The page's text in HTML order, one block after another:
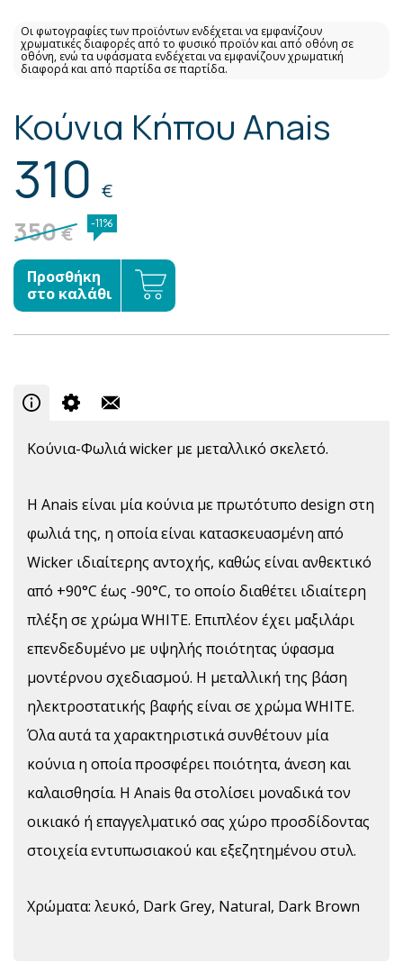
Οι φωτογραφίες των προϊόντων ενδέχεται να εμφανίζουν
χρωματικές διαφορές από το φυσικό προϊόν και από οθόνη σε
οθόνη, ενώ τα υφάσματα ενδέχεται να εμφανίζουν χρωματική
διαφορά και από παρτίδα σε παρτίδα.
Κούνια Κήπου Anais
310 €
350€ -11%
Προσθήκη
στο καλάθι
Κούνια-Φωλιά wicker με μεταλλικό σκελετό.
H Anais είναι μία κούνια με πρωτότυπο design στη
φωλιά της, η οποία είναι κατασκευασμένη από
Wicker ιδιαίτερης αντοχής, καθώς είναι ανθεκτικό
από +90°C έως -90°C, το οποίο διαθέτει ιδιαίτερη
πλέξη σε χρώμα WHITE. Επιπλέον έχει μαξιλάρι
επενδεδυμένο με υψηλής ποιότητας ύφασμα
μoντέρνου σχεδιασμού. Η μεταλλική της βάση
ηλεκτροστατικής βαφής είναι σε χρώμα WHITE.
Όλα αυτά τα χαρακτηριστικά συνθέτουν μία
κούνια η οποία προσφέρει ποιότητα, άνεση και
καλαισθησία. Η Anais θα στολίσει μοναδικά τον
οικιακό ή επαγγελματικό σας χώρο προσδίδοντας
στοιχεία εντυπωσιακού και εξεζητημένου στυλ.
Χρώματα: λευκό, Dark Grey, Natural, Dark Brown